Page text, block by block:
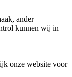
ander
kunnen wij in
onze website voor